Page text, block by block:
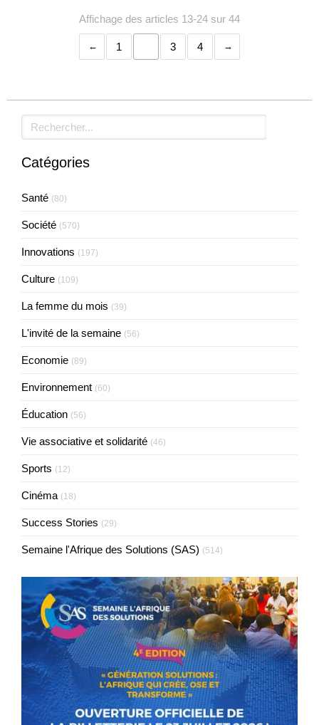
Affichage des articles 13-24 sur 44
1 3 4
Rechercher
Catégories
Santé (80)
Société (570)
Innovations (197)
Culture (109)
La femme du mois (39)
L'invité de la semaine (56)
Economie (89)
Environnement (60)
Éducation (56)
Vie associative et solidarité (46)
Sports (12)
Cinéma (18)
Success Stories (29)
Semaine l'Afrique des Solutions (SAS) (514)